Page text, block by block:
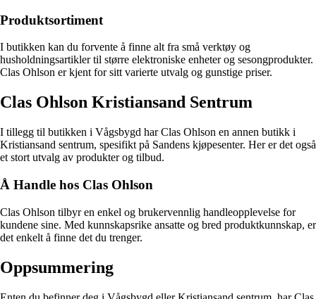
Produktsortiment
I butikken kan du forvente å finne alt fra små verktøy og
husholdningsartikler til større elektroniske enheter og sesongprodukter.
Clas Ohlson er kjent for sitt varierte utvalg og gunstige priser.
Clas Ohlson Kristiansand Sentrum
I tillegg til butikken i Vågsbygd har Clas Ohlson en annen butikk i
Kristiansand sentrum, spesifikt på Sandens kjøpesenter. Her er det også
et stort utvalg av produkter og tilbud.
Å Handle hos Clas Ohlson
Clas Ohlson tilbyr en enkel og brukervennlig handleopplevelse for
kundene sine. Med kunnskapsrike ansatte og bred produktkunnskap, er
det enkelt å finne det du trenger.
Oppsummering